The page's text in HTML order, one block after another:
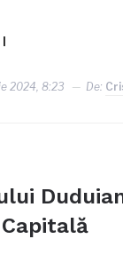
2024, 8:23 De: